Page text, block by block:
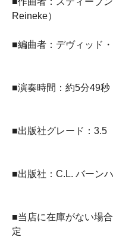
Reineke）
■編曲者：デヴィッド
■演奏時間：約5分49秒
■出版社グレード：3.5
■出版社：C.L. バーン
■当店に在庫がない場
定